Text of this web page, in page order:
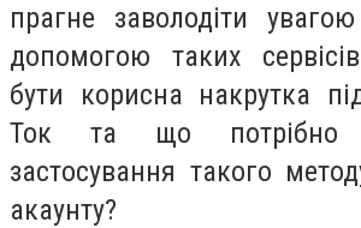
прагне заволодіти
допомогою таких
бути корисна накрутка
Ток та що потрібно
застосування такого
акаунту?